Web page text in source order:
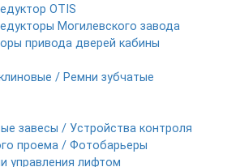
OTIS
Могилевского завода
привода дверей кабины
/ Ремни зубчатые
завесы / Устройства контроля
проема / Фотобарьеры
управления лифтом